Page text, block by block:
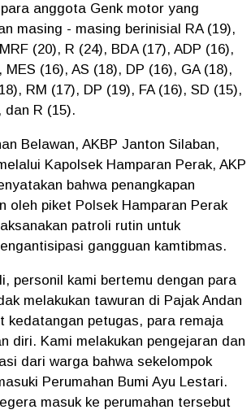
anggota Genk motor yang
masing - masing berinisial RA (19),
(20), R (24), BDA (17), ADP (16),
MES (16), AS (18), DP (16), GA (18),
RM (17), DP (19), FA (16), SD (15),
dan R (15).
Belawan, AKBP Janton Silaban,
Kapolsek Hamparan Perak, AKP
bahwa penangkapan
oleh piket Polsek Hamparan Perak
patroli rutin untuk
gangguan kamtibmas.
personil kami bertemu dengan para
melakukan tawuran di Pajak Andan
kedatangan petugas, para remaja
diri. Kami melakukan pengejaran dan
dari warga bahwa sekelompok
Perumahan Bumi Ayu Lestari.
masuk ke perumahan tersebut